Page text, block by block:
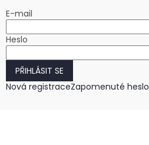
E-mail
Heslo
PŘIHLÁSIT SE
Nová registraceZapomenuté heslo